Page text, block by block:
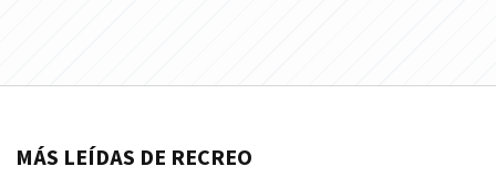
MÁS LEÍDAS DE RECREO